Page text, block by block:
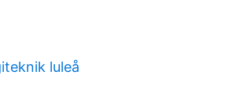
luleå